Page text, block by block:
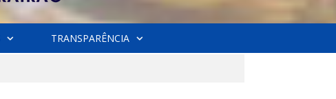
TRANSPARÊNCIA